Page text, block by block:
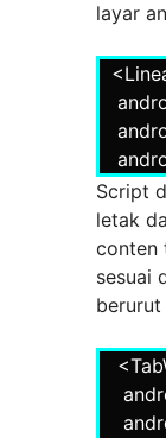
layar
Script
letak
conten
sesuai